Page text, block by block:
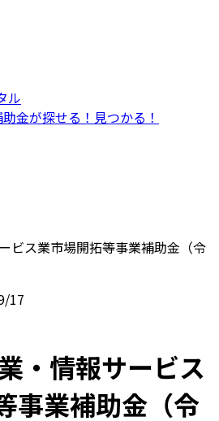
ル
金が探せる！見つかる！
ビス業市場開拓等事業補助金（令
17
・情報サービス
事業補助金（令